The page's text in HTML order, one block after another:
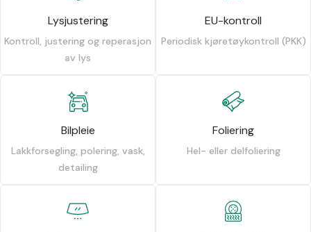
Lysjustering
Kontroll, justering og reperasjon
av lys
EU-kontroll
Periodisk kjøretøykontroll (PKK)
Bilpleie
Lakkforsegling, polering, vask,
detailing
Foliering
Hel- eller delfoliering